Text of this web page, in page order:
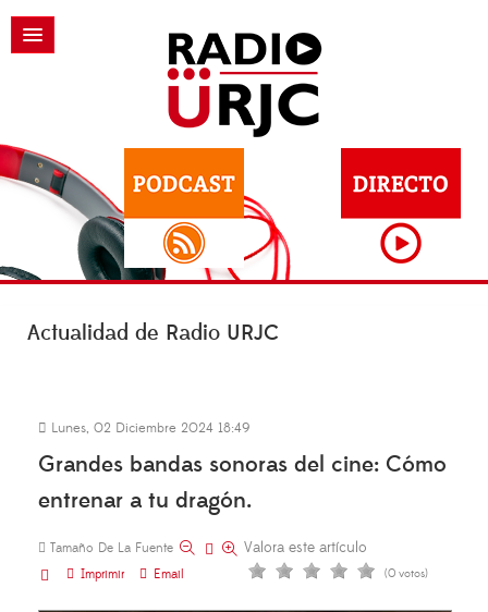
Actualidad de Radio URJC
Lunes, 02 Diciembre 2024 18:49
Grandes bandas sonoras del cine: Cómo
entrenar a tu dragón.
Tamaño De La Fuente
Imprimir
Email
Valora este artículo
(0 votos)